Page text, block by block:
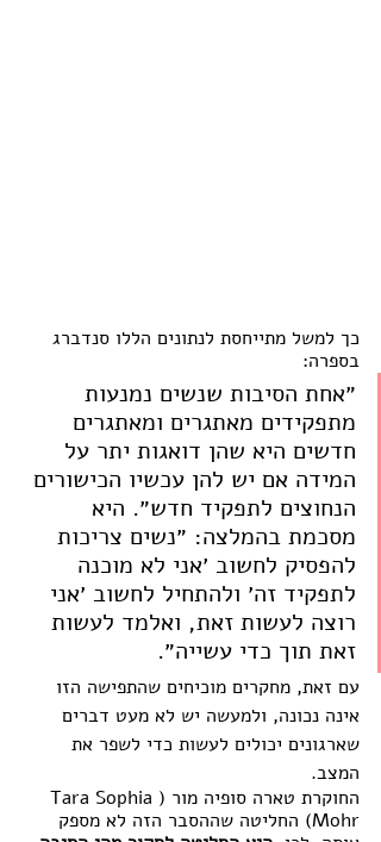
כך למשל מתייחסת לנתונים הללו סנדברג
בספרה:
״אחת הסיבות שנשים נמנעות
מתפקידים מאתגרים ומאתגרים
חדשים היא שהן דואגות יתר על
המידה אם יש להן עכשיו הכישורים
הנחוצים לתפקיד חדש״. היא
מסכמת בהמלצה: ״נשים צריכות
להפסיק לחשוב ׳אני לא מוכנה
לתפקיד זה׳ ולהתחיל לחשוב ׳אני
רוצה לעשות זאת, ואלמד לעשות
זאת תוך כדי עשייה״.
עם זאת, מחקרים מוכיחים שהתפישה הזו
אינה נכונה, ולמעשה יש לא מעט דברים
שארגונים יכולים לעשות כדי לשפר את
המצב.
החוקרת טארה סופיה מור (Tara Sophia
Mohr) החליטה שההסבר הזה לא מספק